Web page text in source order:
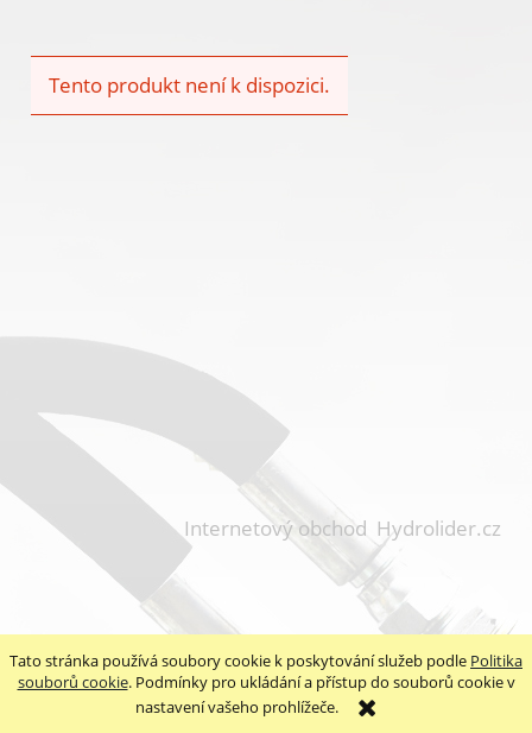
Tato stránka používá soubory cookie k poskytování služeb podle Politika
souborů cookie. Podmínky pro ukládání a přístup do souborů cookie v
nastavení vašeho prohlížeče.
Tento produkt není k dispozici.
Internetový obchod Hydrolider.cz